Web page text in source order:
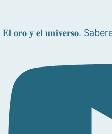
𝐄𝐥 𝐨𝐫𝐨 𝐲 𝐞𝐥 𝐮𝐧𝐢𝐯𝐞𝐫𝐬𝐨.